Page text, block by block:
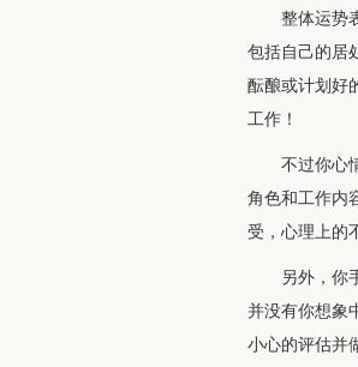
整体运势
包括自己的居
酝酿或计划好
工作！
不过你心
角色和工作内
受，心理上的
另外，你
并没有你想象
小心的评估并